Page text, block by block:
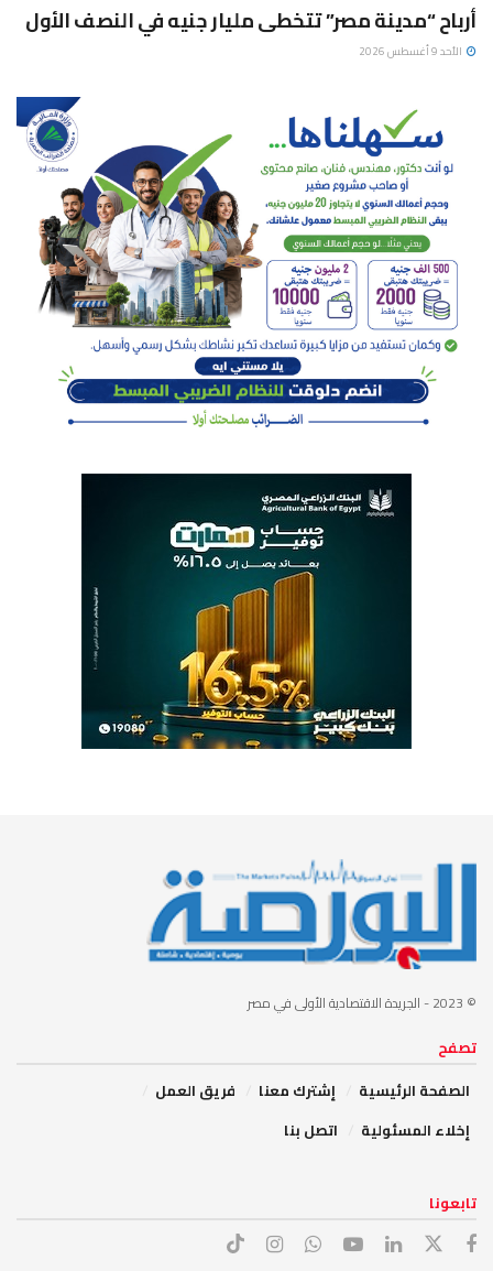
أرباح “مدينة مصر” تتخطى مليار جنيه في النصف الأول
الأحد 9 أغسطس 2026
© 2023 - الجريدة الاقتصادية الأولى في مصر
تصفح
الصفحة الرئيسية
إشترك معنا
فريق العمل
إخلاء المسئولية
اتصل بنا
تابعونا